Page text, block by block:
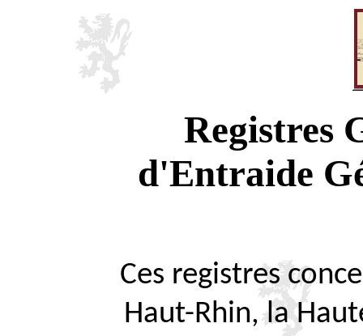
Registres
d'Entraide
Ces registres
Haut-Rhin, la